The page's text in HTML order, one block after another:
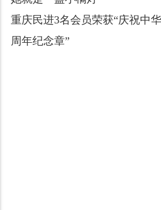
重庆民进3名会员荣获“庆祝中
周年纪念章”